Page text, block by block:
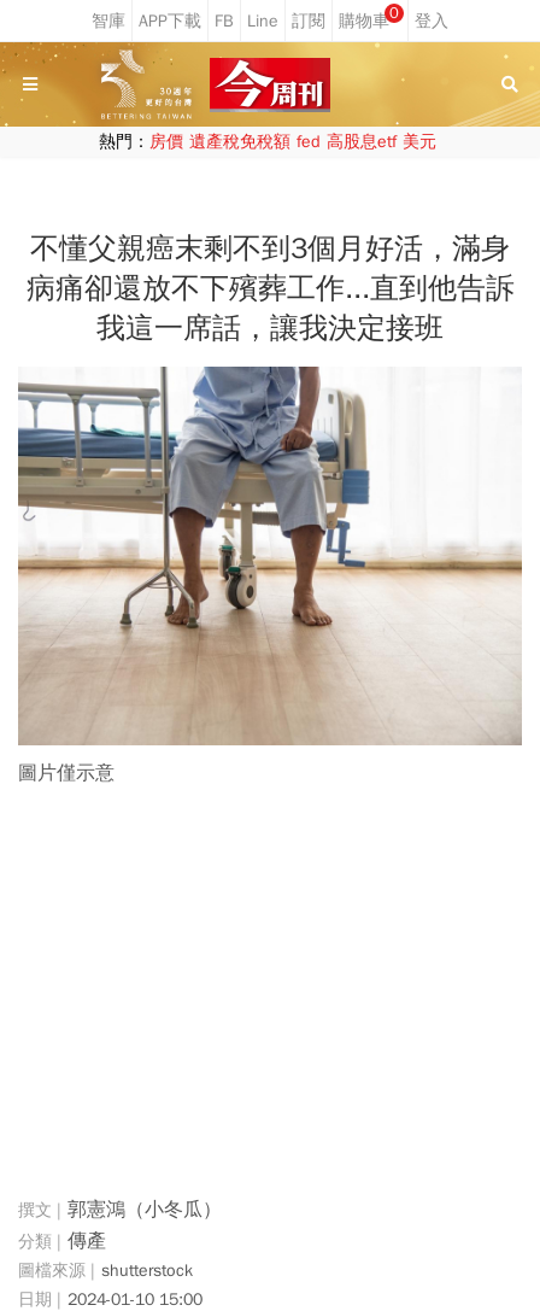
0
熱門： 房價 遺產稅免稅額 fed 高股息etf 美元
不懂父親癌末剩不到3個月好活，滿身
病痛卻還放不下殯葬工作...直到他告訴
我這一席話，讓我決定接班
圖片僅示意
郭憲鴻（小冬瓜）
傳產
shutterstock
2024-01-10 15:00